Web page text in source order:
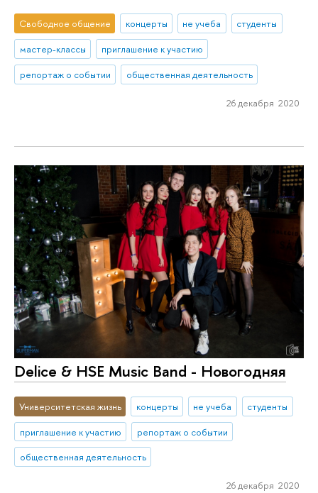
Свободное общение концерты не учеба
студенты
мастер-классы
приглашение к участию
репортаж о событии
общественная деятельность
26 декабря 2020
Delice & HSE Music Band - Новогодняя
Университетская жизнь концерты не учеба
студенты
приглашение к участию
репортаж о событии
общественная деятельность
26 декабря 2020